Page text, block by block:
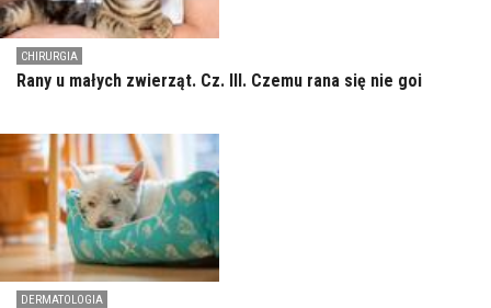
CHIRURGIA
Rany u małych zwierząt. Cz. III. Czemu rana się nie goi
DERMATOLOGIA